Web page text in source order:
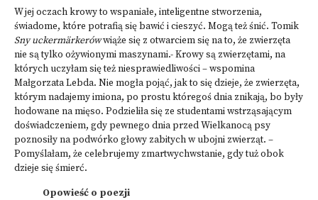
W jej oczach krowy to wspaniałe, inteligentne stworzenia,
świadome, które potrafią się bawić i cieszyć. Mogą też śnić. Tomik
Sny uckermärkerówwiąże się z otwarciem się na to, że zwierzęta
nie są tylko ożywionymi maszynami.- Krowy są zwierzętami, na
których uczyłam się też niesprawiedliwości – wspomina
Małgorzata Lebda. Nie mogła pojąć, jak to się dzieje, że zwierzęta,
którym nadajemy imiona, po prostu któregoś dnia znikają, bo były
hodowane na mięso. Podzieliła się ze studentami wstrząsającym
doświadczeniem, gdy pewnego dnia przed Wielkanocą psy
poznosiły na podwórko głowy zabitych w ubojni zwierząt. –
Pomyślałam, że celebrujemy zmartwychwstanie, gdy tuż obok
dzieje się śmierć.
Opowieść o poezji